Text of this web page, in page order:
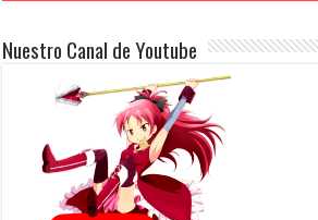
Nuestro Canal de Youtube